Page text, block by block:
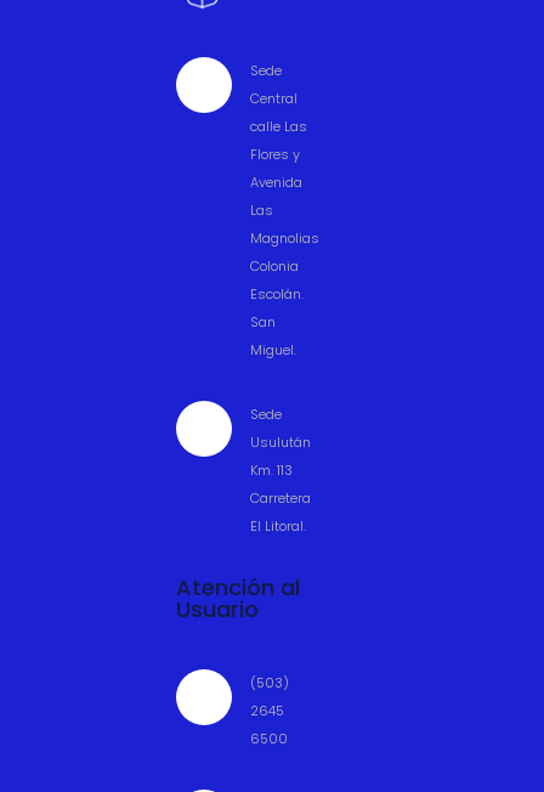
Sede
Central
calle Las
Flores y
Avenida
Las
Magnolias
Colonia
Escolán.
San
Miguel.
Sede
Usulután
Km. 113
Carretera
El Litoral.
Atención al
Usuario
(503)
2645
6500